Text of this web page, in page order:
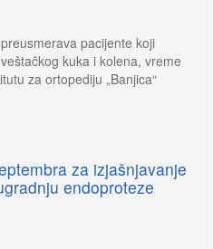
pacijente koji
kuka i kolena, vreme
za ortopediju „Banjica“
za izjašnjavanje
endoproteze